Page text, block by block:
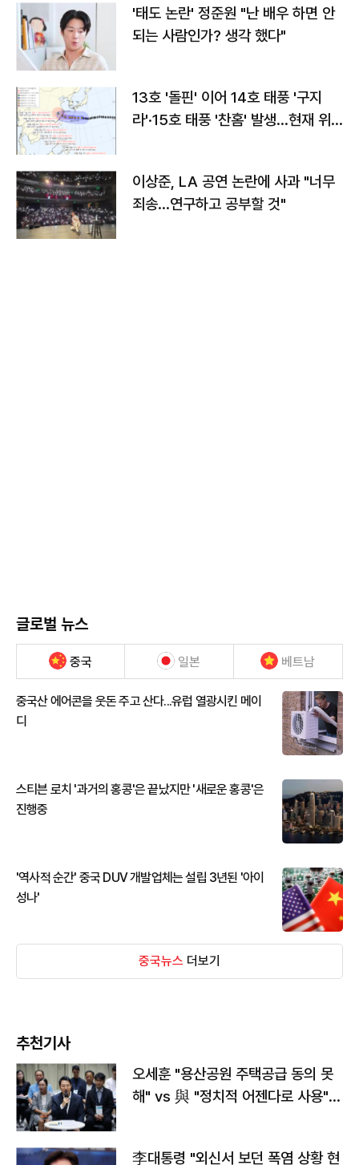
'태도 논란' 정준원 "난 배우 하면 안
되는 사람인가? 생각 했다"
13호 '돌핀' 이어 14호 태풍 '구지
라'·15호 태풍 '찬홈' 발생…현재 위
이상준, LA 공연 논란에 사과 "너무
죄송…연구하고 공부할 것"
글로벌 뉴스
중국 일본 베트남
중국산 에어콘을 웃돈 주고 산다...유럽 열광시킨 메이
디
스티븐 로치 '과거의 홍콩'은 끝났지만 '새로운 홍콩'은
진행중
'역사적 순간' 중국 DUV 개발업체는 설립 3년된 '아이
성나'
중국뉴스 더보기
추천기사
오세훈 "용산공원 주택공급 동의 못
해" vs 與 "정치적 어젠다로 사용"
李대통령 "외신서 보던 폭염 상황 현